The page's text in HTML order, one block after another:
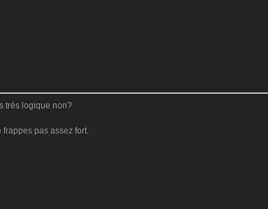
très logique non?
pas assez fort.